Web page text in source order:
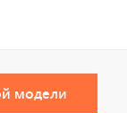
модели